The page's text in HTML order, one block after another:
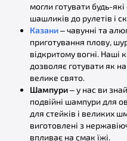
могли готувати будь-
шашликів до рулетів і
Казани– чавунні та
приготування плову,
відкритому вогні.
дозволяє готувати як
велике свято.
Шампури– у нас ви
подвійні шампури для
для стейків і великих
виготовлені з
впливає на смак їжі.